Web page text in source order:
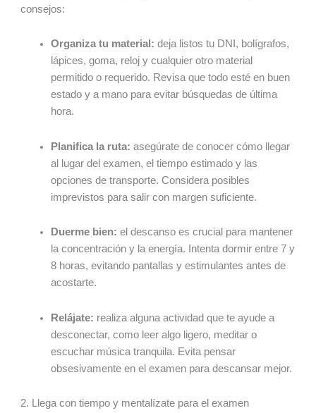
consejos:
Organiza tu material: deja listos tu DNI, bolígrafos,
lápices, goma, reloj y cualquier otro material
permitido o requerido. Revisa que todo esté en buen
estado y a mano para evitar búsquedas de última
hora.
Planifica la ruta: asegúrate de conocer cómo llegar
al lugar del examen, el tiempo estimado y las
opciones de transporte. Considera posibles
imprevistos para salir con margen suficiente.
Duerme bien: el descanso es crucial para mantener
la concentración y la energía. Intenta dormir entre 7 y
8 horas, evitando pantallas y estimulantes antes de
acostarte.
Relájate: realiza alguna actividad que te ayude a
desconectar, como leer algo ligero, meditar o
escuchar música tranquila. Evita pensar
obsesivamente en el examen para descansar mejor.
2. Llega con tiempo y mentalízate para el examen